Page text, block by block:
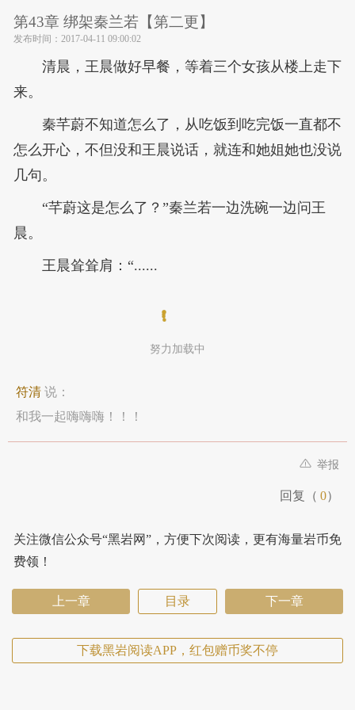
第43章 绑架秦兰若【第二更】
发布时间： 2017-04-11 09:00:02
清晨，王晨做好早餐，等着三个女孩从楼上走下
来。
秦芊蔚不知道怎么了，从吃饭到吃完饭一直都不
怎么开心，不但没和王晨说话，就连和她姐她也没说
几句。
“芊蔚这是怎么了？”秦兰若一边洗碗一边问王
晨。
王晨耸耸肩：“......
努力加载中
符清 说：
和我一起嗨嗨嗨！！！
举报
回复（ 0）
关注微信公众号“黑岩网”，方便下次阅读，更有海量岩币免
费领！
上一章 目录 下一章
下载黑岩阅读APP，红包赠币奖不停